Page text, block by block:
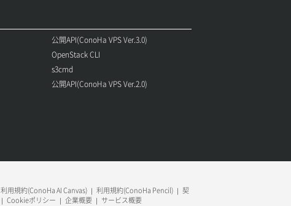
公開API(ConoHa VPS Ver.3.0)
OpenStack CLI
s3cmd
公開API(ConoHa VPS Ver.2.0)
利用規約(ConoHa AI Canvas) 利用規約(ConoHa Pencil)
契
Cookieポリシー 企業概要 サービス概要